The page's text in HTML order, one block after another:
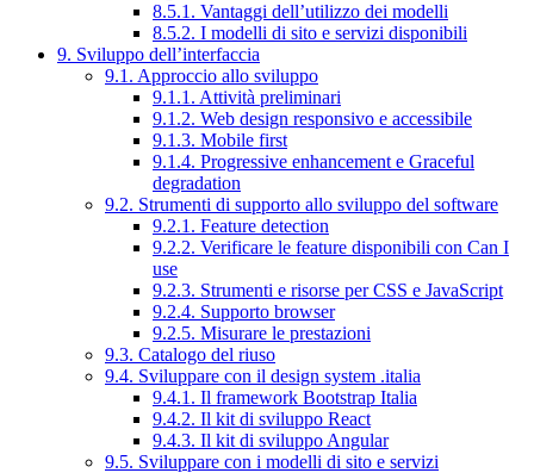
8.5.1. Vantaggi dell’utilizzo dei modelli
8.5.2. I modelli di sito e servizi disponibili
9. Sviluppo dell’interfaccia
9.1. Approccio allo sviluppo
9.1.1. Attività preliminari
9.1.2. Web design responsivo e accessibile
9.1.3. Mobile first
9.1.4. Progressive enhancement e Graceful
degradation
9.2. Strumenti di supporto allo sviluppo del software
9.2.1. Feature detection
9.2.2. Verificare le feature disponibili con Can I
use
9.2.3. Strumenti e risorse per CSS e JavaScript
9.2.4. Supporto browser
9.2.5. Misurare le prestazioni
9.3. Catalogo del riuso
9.4. Sviluppare con il design system .italia
9.4.1. Il framework Bootstrap Italia
9.4.2. Il kit di sviluppo React
9.4.3. Il kit di sviluppo Angular
9.5. Sviluppare con i modelli di sito e servizi